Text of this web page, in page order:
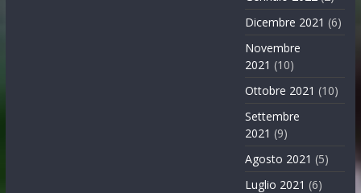
Dicembre 2021 (6)
Novembre
2021 (10)
Ottobre 2021 (10)
Settembre
2021 (9)
Agosto 2021 (5)
Luglio 2021 (6)